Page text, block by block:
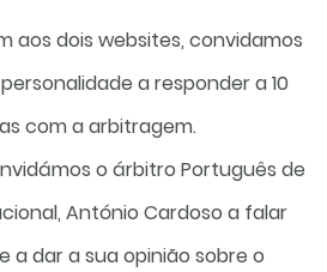
aos dois websites, convidamos
a responder a 10
com a arbitragem.
o árbitro Português de
António Cardoso a falar
a dar a sua opinião sobre o